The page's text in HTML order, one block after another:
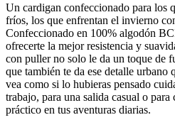
Un cardigan confeccionado para los
fríos, los que enfrentan el invierno
Confeccionado en 100% algodón
ofrecerte la mejor resistencia y
con puller no solo le da un toque de
que también te da ese detalle urbano
vea como si lo hubieras pensado
trabajo, para una salida casual o
práctico en tus aventuras diarias.